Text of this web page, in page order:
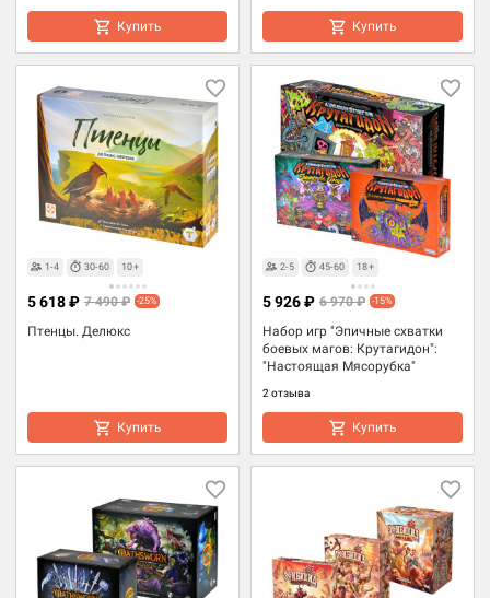
Купить Купить
1-4 30-60 10+
Птенцы. Делюкс
5 618 ₽ 7 490 ₽ -25%
Купить
2-5 45-60 18+
Набор игр "Эпичные схватки
боевых магов: Крутагидон":
"Настоящая Мясорубка"
2 отзыва
5 926 ₽ 6 970 ₽ -15%
Купить